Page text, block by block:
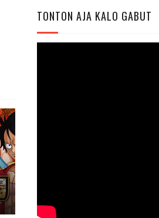
TONTON AJA KALO GABUT